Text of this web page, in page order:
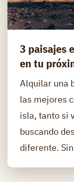
3 paisajes
en tu
Alquilar una
las mejores
isla, tanto si
buscando
diferente.